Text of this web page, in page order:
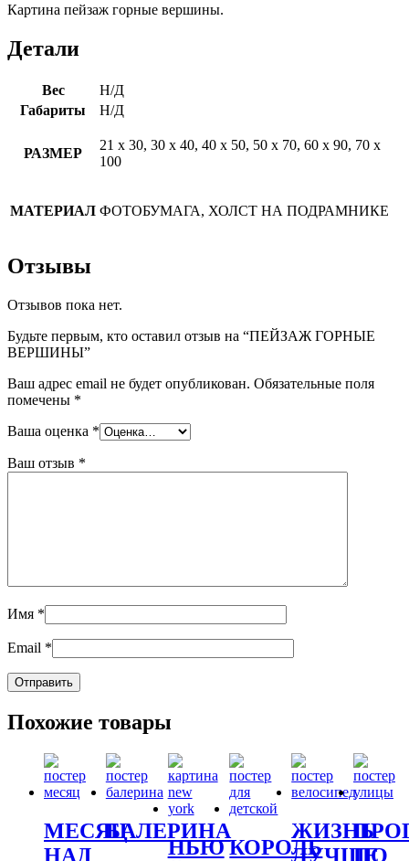
Картина пейзаж горные вершины.
Детали
Вес
Н/Д
Габариты
Н/Д
РАЗМЕР
21 х 30, 30 х 40, 40 х 50, 50 х 70, 60 х 90, 70 х
100
МАТЕРИАЛ ФОТОБУМАГА, ХОЛСТ НА ПОДРАМНИКЕ
Отзывы
Отзывов пока нет.
Будьте первым, кто оставил отзыв на “ПЕЙЗАЖ ГОРНЫЕ
ВЕРШИНЫ”
Ваш адрес email не будет опубликован. Обязательные поля
помечены *
Ваша оценка *
Ваш отзыв *
Имя *
Email *
Похожие товары
МЕСЯЦ
НАД
БАЛЕРИНА
НЬЮ КОРОЛЬ
ЖИЗНЬ
ЛУЧШЕ
ПО